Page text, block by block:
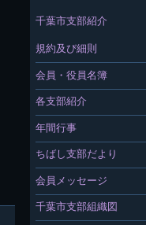
千葉市支部紹介
規約及び細則
会員・役員名簿
各支部紹介
年間行事
ちばし支部だより
会員メッセージ
千葉市支部組織図